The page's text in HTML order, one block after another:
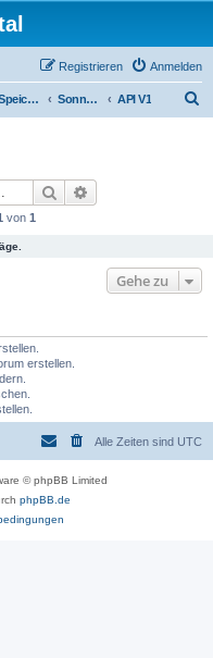
Anmelden
Registrieren
Speichersysteme Sonnenspeicher API V1
Suche
von 1
Gehe zu
erstellen.
Alle Zeiten sind UTC
© phpBB Limited
phpBB.de